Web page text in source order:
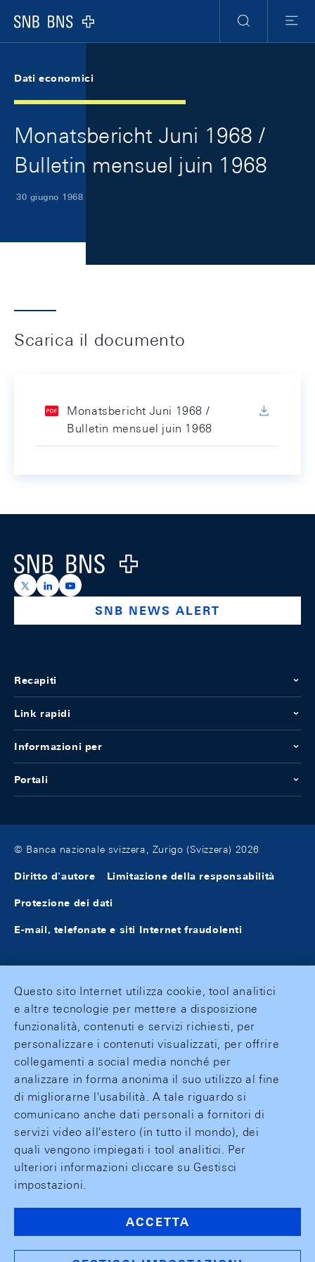
Logo
Ricerca
Menu
Dati economici
Monatsbericht Juni 1968 /
Bulletin mensuel juin 1968
30 giugno 1968
Scarica il documento
Monatsbericht Juni 1968 /
Bulletin mensuel juin 1968
Logo
https://x.com/snb_bns
https://ch.linkedin.com/company/swiss-national-
https://www.youtube.com/@swissnationalbank
SNB NEWS ALERT
Recapiti
Link rapidi
Informazioni per
Portali
© Banca nazionale svizzera, Zurigo (Svizzera) 2026
Diritto d'autore Limitazione della responsabilità
Protezione dei dati
E-mail, telefonate e siti Internet fraudolenti
Questo sito Internet utilizza cookie, tool analitici
e altre tecnologie per mettere a disposizione
funzionalità, contenuti e servizi richiesti, per
personalizzare i contenuti visualizzati, per offrire
collegamenti a social media nonché per
analizzare in forma anonima il suo utilizzo al fine
di migliorarne l'usabilità. A tale riguardo si
comunicano anche dati personali a fornitori di
servizi video all'estero (in tutto il mondo), dei
quali vengono impiegati i tool analitici. Per
ulteriori informazioni cliccare su Gestisci
impostazioni.
ACCETTA